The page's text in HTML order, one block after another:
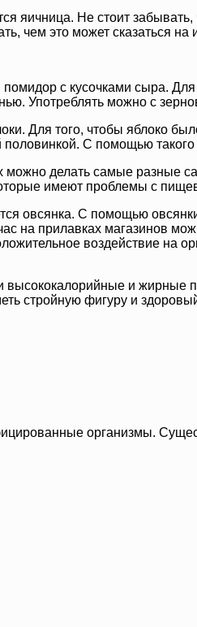
яичница. Не стоит
чем это может сказаться
с кусочками сыра.
Употреблять можно с
Для того, чтобы яблоко
половинкой. С помощью
делать самые разные
имеют проблемы с
овсянка. С помощью
на прилавках магазинов
воздействие на
высококалорийные и жирные
стройную фигуру и
организмы.